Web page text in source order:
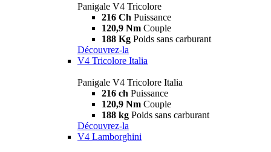
Panigale V4 Tricolore
216 Ch Puissance
120,9 Nm Couple
188 Kg Poids sans carburant
Découvrez-la
V4 Tricolore Italia
Panigale V4 Tricolore Italia
216 ch Puissance
120,9 Nm Couple
188 kg Poids sans carburant
Découvrez-la
V4 Lamborghini